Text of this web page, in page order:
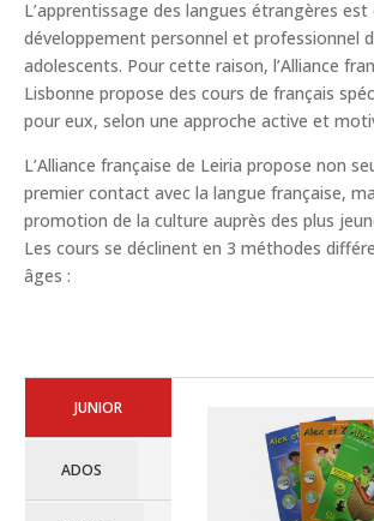
L’apprentissage des langues étrangères
développement personnel et professionnel
adolescents. Pour cette raison, l’Alliance
Lisbonne propose des cours de français
pour eux, selon une approche active et
L’Alliance française de Leiria propose non
premier contact avec la langue française,
promotion de la culture auprès des plus
Les cours se déclinent en 3 méthodes
âges :
JUNIOR
ADOS